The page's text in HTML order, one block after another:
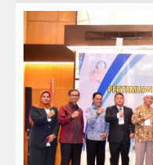
Internasional
Wisata
TIPS dan TRIK
+ Lainnya
Brong Diamankan
Diblokir Warga
Kesenian Jakarta
Rute Jakarta-
di Perth Selasa 11